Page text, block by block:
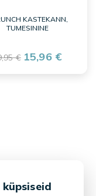
KASTEKANN,
TUMESININE
€ 15,96 €